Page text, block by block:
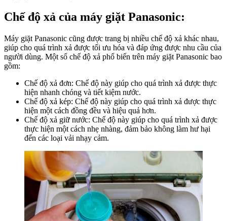
Chế độ xả của máy giặt Panasonic:
Máy giặt Panasonic cũng được trang bị nhiều chế độ xả khác nhau,
giúp cho quá trình xả được tối ưu hóa và đáp ứng được nhu cầu của
người dùng. Một số chế độ xả phổ biến trên máy giặt Panasonic bao
gồm:
Chế độ xả đơn: Chế độ này giúp cho quá trình xả được thực
hiện nhanh chóng và tiết kiệm nước.
Chế độ xả kép: Chế độ này giúp cho quá trình xả được thực
hiện một cách đồng đều và hiệu quả hơn.
Chế độ xả giữ nước: Chế độ này giúp cho quá trình xả được
thực hiện một cách nhẹ nhàng, đảm bảo không làm hư hại
đến các loại vải nhạy cảm.